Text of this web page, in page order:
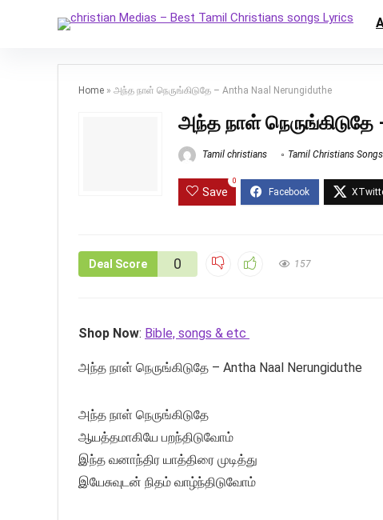
Home » அந்த நாள் நெருங்கிடுதே – Antha Naal Nerungiduthe
அந்த நாள் நெருங்கிடுதே
Tamil christians Tamil Christians Songs
Save
0
Deal Score 0 157
Shop Now: Bible, songs & etc
அந்த நாள் நெருங்கிடுதே – Antha Naal Nerungiduthe
அந்த நாள் நெருங்கிடுதே
ஆயத்தமாகியே பறந்திடுவோம்
இந்த வனாந்திர யாத்திரை முடித்து
இயேசுவுடன் நிதம் வாழ்ந்திடுவோம்